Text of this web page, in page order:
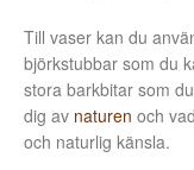
Till vaser kan du
björkstubbar som du
stora barkbitar som
dig av naturen och
och naturlig känsla.